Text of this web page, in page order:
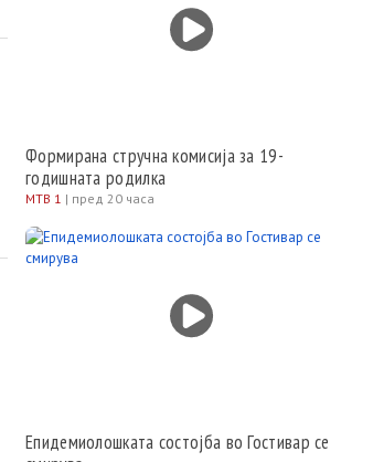
Формирана стручна комисија за 19-
годишната родилка
МТВ 1 | пред 20 часа
Епидемиолошката состојба во Гостивар се